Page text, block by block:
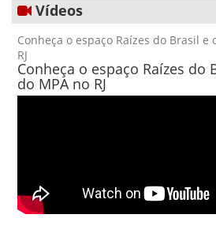
Vídeos
Conheça o espaço Raízes do Brasil
RJ
Conheça o espaço Raízes do
do MPA no RJ